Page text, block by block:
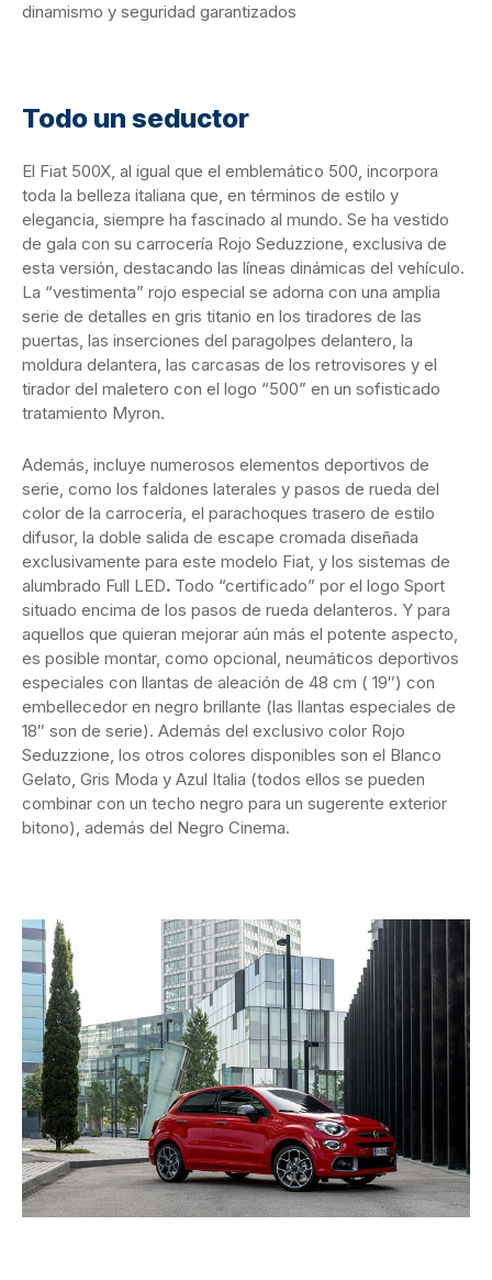
dinamismo y seguridad garantizados
Todo un seductor
El Fiat 500X, al igual que el emblemático 500, incorpora
toda la belleza italiana que, en términos de estilo y
elegancia, siempre ha fascinado al mundo. Se ha vestido
de gala con su carrocería Rojo Seduzzione, exclusiva de
esta versión, destacando las líneas dinámicas del vehículo.
La “vestimenta” rojo especial se adorna con una amplia
serie de detalles en gris titanio en los tiradores de las
puertas, las inserciones del paragolpes delantero, la
moldura delantera, las carcasas de los retrovisores y el
tirador del maletero con el logo “500” en un sofisticado
tratamiento Myron.
Además, incluye numerosos elementos deportivos de
serie, como los faldones laterales y pasos de rueda del
color de la carrocería, el parachoques trasero de estilo
difusor, la doble salida de escape cromada diseñada
exclusivamente para este modelo Fiat, y los sistemas de
alumbrado Full LED. Todo “certificado” por el logo Sport
situado encima de los pasos de rueda delanteros. Y para
aquellos que quieran mejorar aún más el potente aspecto,
es posible montar, como opcional, neumáticos deportivos
especiales con llantas de aleación de 48 cm ( 19″) con
embellecedor en negro brillante (las llantas especiales de
18″ son de serie). Además del exclusivo color Rojo
Seduzzione, los otros colores disponibles son el Blanco
Gelato, Gris Moda y Azul Italia (todos ellos se pueden
combinar con un techo negro para un sugerente exterior
bitono), además del Negro Cinema.